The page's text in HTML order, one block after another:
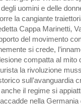
uomini e delle
la cangiante
Cappa Marinetti,
del movimento
si crede,
compatta al
la rivoluzione
sull’avanguardia
il regime si
nella Germania